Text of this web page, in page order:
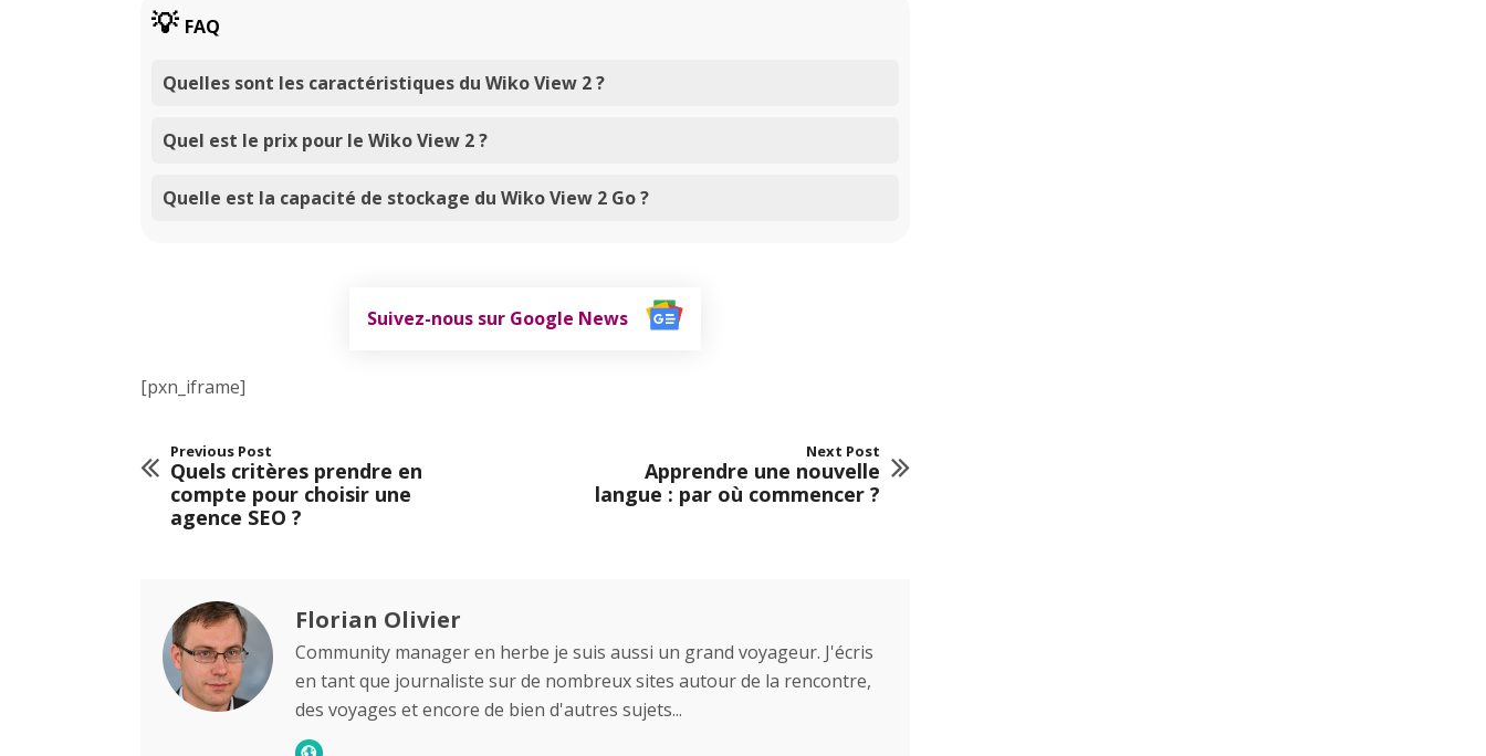
FAQ
Quelles sont les caractéristiques du Wiko View 2 ?
Quel est le prix pour le Wiko View 2 ?
Quelle est la capacité de stockage du Wiko View 2 Go ?
Suivez-nous sur Google News
[pxn_iframe]
Previous Post
Quels critères prendre en
compte pour choisir une
agence SEO ?
Next Post
Apprendre une nouvelle
langue : par où commencer ?
Florian Olivier
Community manager en herbe je suis aussi un grand voyageur. J'écris
en tant que journaliste sur de nombreux sites autour de la rencontre,
des voyages et encore de bien d'autres sujets...